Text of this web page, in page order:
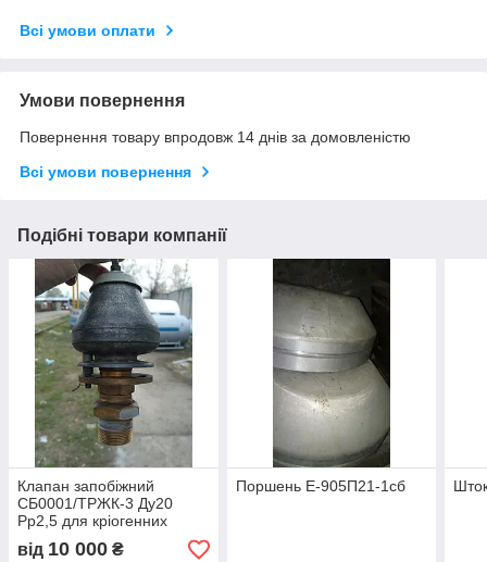
Всі умови оплати
Умови повернення
Повернення товару впродовж 14 днів за домовленістю
Всі умови повернення
Подібні товари компанії
Клапан запобіжний
СБ0001/ТРЖК-3 Ду20
Рр2,5 для кріогенних
ємностей
від 10 000 ₴
Поршень Е-905П21-1сб